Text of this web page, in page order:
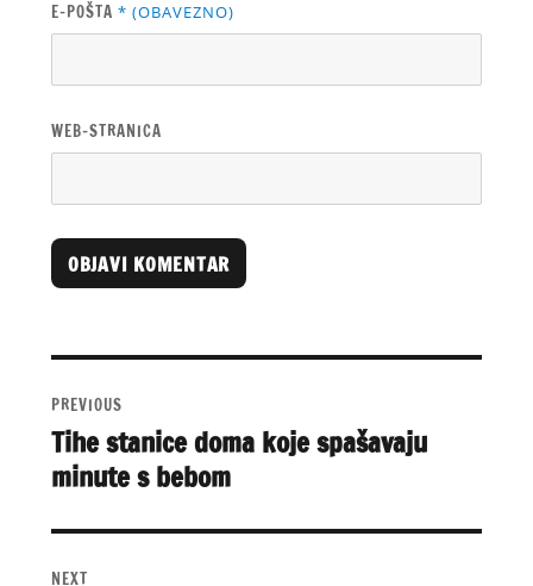
E-POŠTA * (OBAVEZNO)
WEB-STRANICA
T
R
A
T
V
:
objava
PREVIOUS
Previous
post:
Tihe stanice doma koje spašavaju
minute s bebom
NEXT